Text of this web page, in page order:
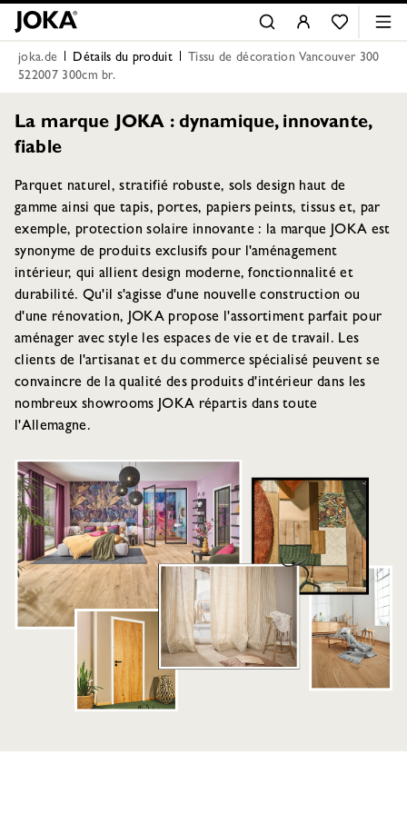
joka.de Détails du produit
Tissu de décoration Vancouver 300
522007 300cm br.
La marque JOKA : dynamique, innovante,
fiable
Parquet naturel, stratifié robuste, sols design haut de
gamme ainsi que tapis, portes, papiers peints, tissus et, par
exemple, protection solaire innovante : la marque JOKA est
synonyme de produits exclusifs pour l'aménagement
intérieur, qui allient design moderne, fonctionnalité et
durabilité. Qu'il s'agisse d'une nouvelle construction ou
d'une rénovation, JOKA propose l'assortiment parfait pour
aménager avec style les espaces de vie et de travail. Les
clients de l'artisanat et du commerce spécialisé peuvent se
convaincre de la qualité des produits d'intérieur dans les
nombreux showrooms JOKA répartis dans toute
l'Allemagne.